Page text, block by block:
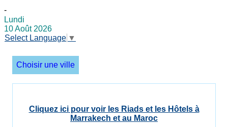
-
Lundi
10 Août 2026
Select Language ▼
Choisir une ville
Cliquez ici pour voir les Riads et les Hôtels à
Marrakech et au Maroc